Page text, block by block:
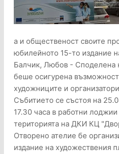
а и общественост своите
юбилейното 15-то издание
Балчик, Любов - Споделена
беше осигурена
художниците и
Събитието се състоя на
17.30 часа в работни
територията на ДКИ КЦ
Отворено ателие бе
издание на художествения